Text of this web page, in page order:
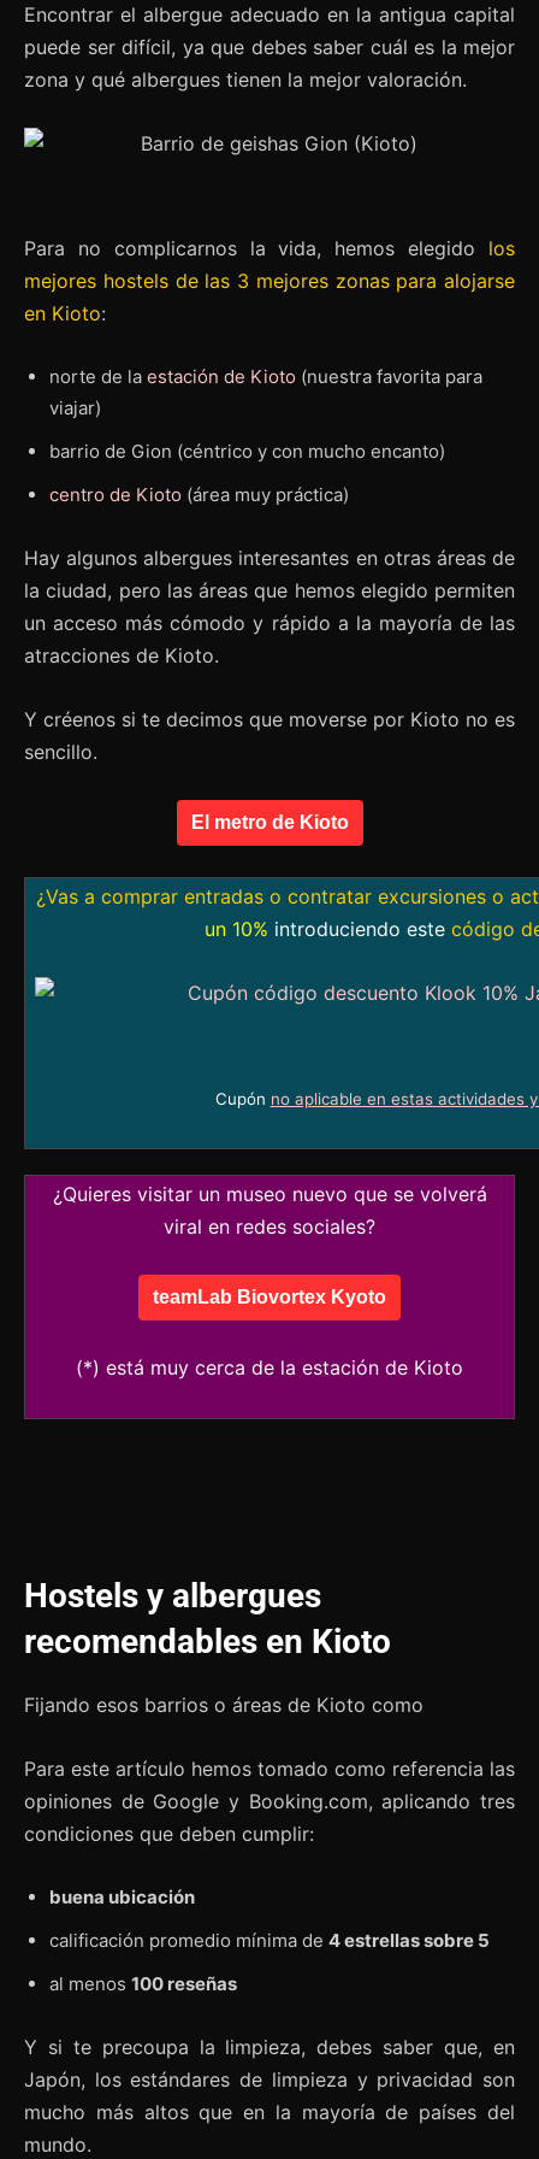
Encontrar el albergue adecuado en la antigua capital
puede ser difícil, ya que debes saber cuál es la mejor
zona y qué albergues tienen la mejor valoración.
Para no complicarnos la vida, hemos elegido los
mejores hostels de las 3 mejores zonas para alojarse
en Kioto:
norte de la estación de Kioto (nuestra favorita para
viajar)
barrio de Gion (céntrico y con mucho encanto)
centro de Kioto (área muy práctica)
Hay algunos albergues interesantes en otras áreas de
la ciudad, pero las áreas que hemos elegido permiten
un acceso más cómodo y rápido a la mayoría de las
atracciones de Kioto.
Y créenos si te decimos que moverse por Kioto no es
sencillo.
El metro de Kioto
¿Vas a comprar entradas o contratar excursiones o
un 10% introduciendo este código
Cupón no aplicable en estas actividades
¿Quieres visitar un museo nuevo que se volverá
viral en redes sociales?
teamLab Biovortex Kyoto
(*) está muy cerca de la estación de Kioto
Hostels y albergues
recomendables en Kioto
Fijando esos barrios o áreas de Kioto como
Para este artículo hemos tomado como referencia las
opiniones de Google y Booking.com, aplicando tres
condiciones que deben cumplir:
buena ubicación
calificación promedio mínima de 4 estrellas sobre 5
al menos 100 reseñas
Y si te precoupa la limpieza, debes saber que, en
Japón, los estándares de limpieza y privacidad son
mucho más altos que en la mayoría de países del
mundo.